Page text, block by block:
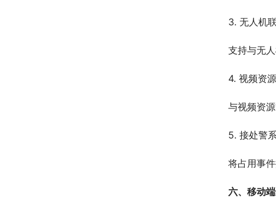
3. 无人机
支持与无
4. 视频资
与视频资
5. 接处警
将占用事
六、移动